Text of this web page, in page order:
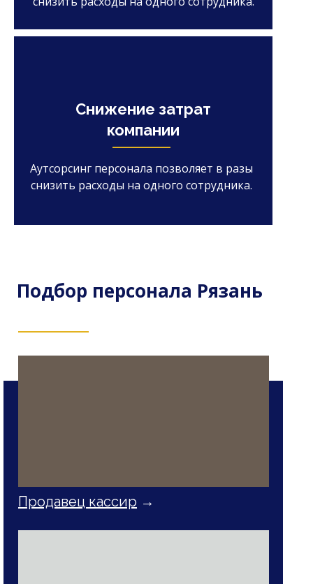
Снижение затрат
компании
Аутсорсинг персонала позволяет в разы
снизить расходы на одного сотрудника.
Продавец кассир →
Подбор персонала Рязань